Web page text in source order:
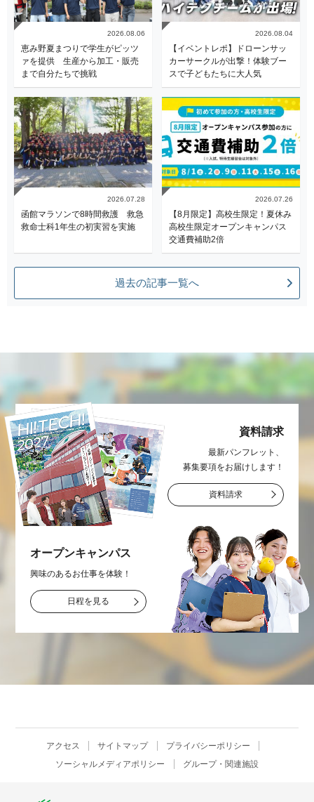
2026.08.06
恵み野夏まつりで学生がピッツ
ァを提供 生産から加工・販売
まで自分たちで挑戦
2026.08.04
【イベントレポ】ドローンサッ
カーサークルが出撃！体験ブー
スで子どもたちに大人気
2026.07.28
函館マラソンで8時間救護 救急
救命士科1年生の初実習を実施
2026.07.26
【8月限定】高校生限定！夏休み
高校生限定オープンキャンパス
交通費補助2倍
過去の記事一覧へ
資料請求
最新パンフレット、
募集要項をお届け します！
資料請求
オープンキャンパス
興味のあるお仕事を体験！
日程を見る
アクセス サイトマップ
プライバシーポリシー
ソーシャルメディアポリシー
グループ・関連施設